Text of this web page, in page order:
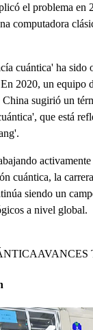
el problema en
computadora
cuántica' ha sido
2020, un equipo
sugirió un
que está
cuántica, la
siendo un
a nivel global.
AVANCES